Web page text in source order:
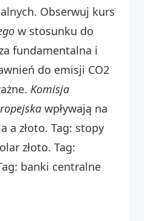
Obserwuj kurs
w stosunku do
fundamentalna i
do emisji CO2
Komisja
wpływają na
a złoto. Tag: stopy
złoto. Tag:
banki centralne